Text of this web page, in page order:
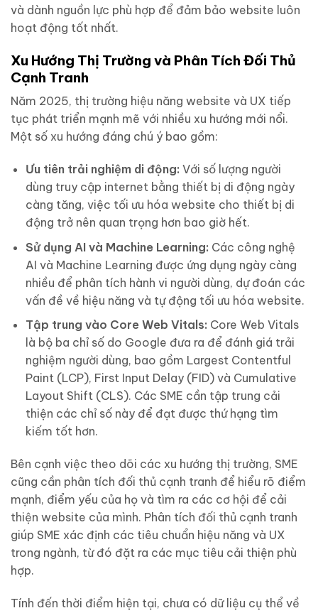
và dành nguồn lực phù hợp để đảm bảo website luôn
hoạt động tốt nhất.
Xu Hướng Thị Trường và Phân Tích Đối Thủ
Cạnh Tranh
Năm 2025, thị trường hiệu năng website và UX tiếp
tục phát triển mạnh mẽ với nhiều xu hướng mới nổi.
Một số xu hướng đáng chú ý bao gồm:
Ưu tiên trải nghiệm di động: Với số lượng người
dùng truy cập internet bằng thiết bị di động ngày
càng tăng, việc tối ưu hóa website cho thiết bị di
động trở nên quan trọng hơn bao giờ hết.
Sử dụng AI và Machine Learning: Các công nghệ
AI và Machine Learning được ứng dụng ngày càng
nhiều để phân tích hành vi người dùng, dự đoán các
vấn đề về hiệu năng và tự động tối ưu hóa website.
Tập trung vào Core Web Vitals: Core Web Vitals
là bộ ba chỉ số do Google đưa ra để đánh giá trải
nghiệm người dùng, bao gồm Largest Contentful
Paint (LCP), First Input Delay (FID) và Cumulative
Layout Shift (CLS). Các SME cần tập trung cải
thiện các chỉ số này để đạt được thứ hạng tìm
kiếm tốt hơn.
Bên cạnh việc theo dõi các xu hướng thị trường, SME
cũng cần phân tích đối thủ cạnh tranh để hiểu rõ điểm
mạnh, điểm yếu của họ và tìm ra các cơ hội để cải
thiện website của mình. Phân tích đối thủ cạnh tranh
giúp SME xác định các tiêu chuẩn hiệu năng và UX
trong ngành, từ đó đặt ra các mục tiêu cải thiện phù
hợp.
Tính đến thời điểm hiện tại, chưa có dữ liệu cụ thể về